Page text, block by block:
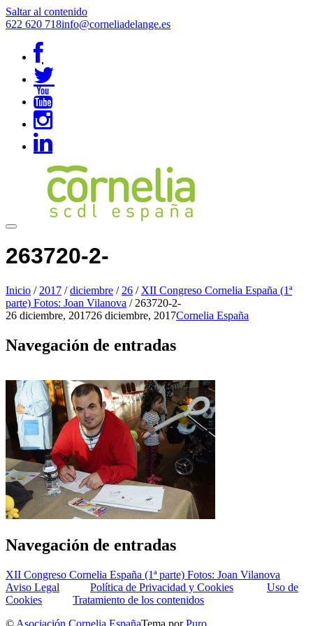
Saltar al contenido
622 620 718info@corneliadelange.es
263720-2-
Inicio / 2017 / diciembre / 26 / XII Congreso Cornelia España (1ª
parte) Fotos: Joan Vilanova / 263720-2-
26 diciembre, 201726 diciembre, 2017Cornelia España
Navegación de entradas
Navegación de entradas
XII Congreso Cornelia España (1ª parte) Fotos: Joan Vilanova
Aviso Legal
Política de Privacidad y Cookies
Uso de
Cookies
Tratamiento de los contenidos
© Asociación Cornelia EspañaTema porPuro